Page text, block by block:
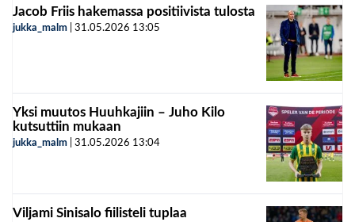
Jacob Friis hakemassa positiivista tulosta
jukka_malm 31.05.2026 13:05
Yksi muutos Huuhkajiin – Juho Kilo
kutsuttiin mukaan
jukka_malm 31.05.2026 13:04
Viljami Sinisalo fiilisteli tuplaa